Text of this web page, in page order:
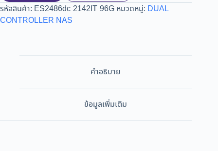
รหัสสินค้า: ES2486dc-2142IT-96G หมวดหมู่: DUAL
CONTROLLER NAS
คำอธิบาย
ข้อมูลเพิ่มเติม